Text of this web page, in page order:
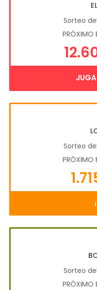
Sorteo
PRÓXIMO
Sorteo
PRÓXIMO
Sorteo
PRÓXIMO